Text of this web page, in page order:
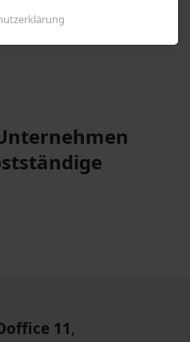
11,